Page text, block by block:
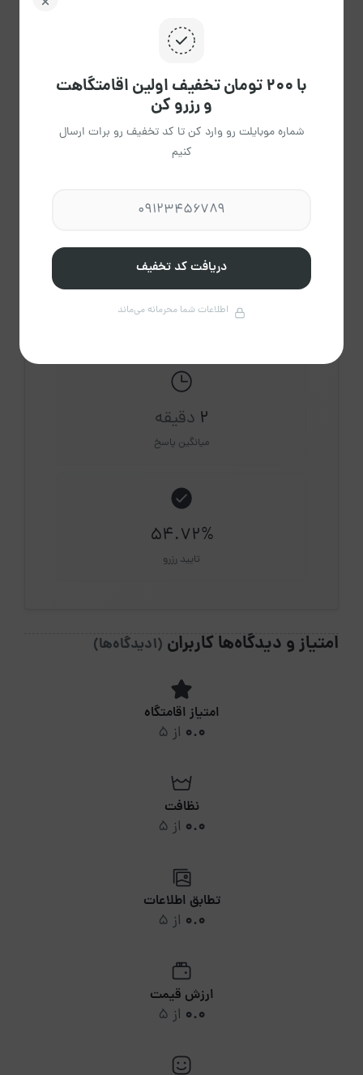
کردن
علیرضا ملک زاده
عضویت از آذر 1403
درباره میزبان
17
2 دقیقه
میانگین پاسخ
54.72%
تایید رزرو
امتیاز و دیدگاه‌ها کاربران (1دیدگاه‌ها)
امتیاز اقامتگاه
0.0 از 5
نظافت
0.0 از 5
تطابق اطلاعات
0.0 از 5
ارزش قیمت
0.0 از 5
با ۲۰۰ تومان تخفیف اولین اقامتگاهت
و رزرو کن
شماره موبایلت رو وارد کن تا کد تخفیف رو برات ارسال
کنیم
دریافت کد تخفیف
اطلاعات شما محرمانه می‌ماند